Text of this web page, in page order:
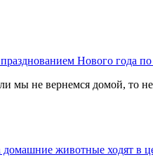
Нового года
мы не вернемся домой, то
животные ходят в